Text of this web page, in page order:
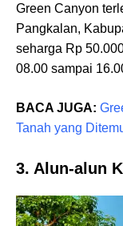
Green Canyon
Pangkalan,
seharga Rp
08.00 sampai
BACA JUGA:
Tanah yang
3. Alun-alun